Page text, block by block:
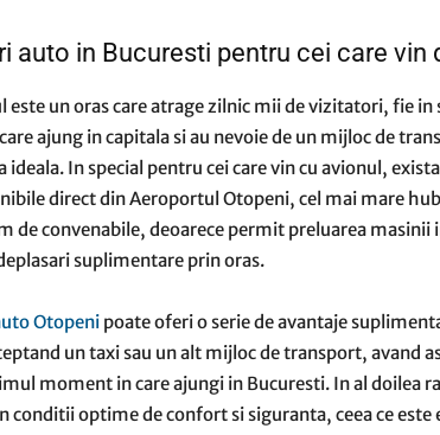
auto in Bucuresti pentru cei care vin
este un oras care atrage zilnic mii de vizitatori, fie
ajung in capitala si au nevoie de un mijloc de
ideala. In special pentru cei care vin cu avionul,
direct din Aeroportul Otopeni, cel mai mare
de convenabile, deoarece permit preluarea masinii
suplimentare prin oras.
Otopeni poate oferi o serie de avantaje
un taxi sau un alt mijloc de transport, avand
moment in care ajungi in Bucuresti. In al doilea
conditii optime de confort si siguranta, ceea ce